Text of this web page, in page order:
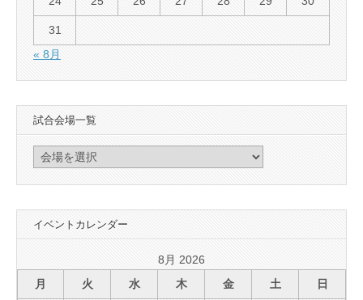
31
« 8月
試合会場一覧
イベントカレンダー
8月 2026
月
火 水 木 金 土 日